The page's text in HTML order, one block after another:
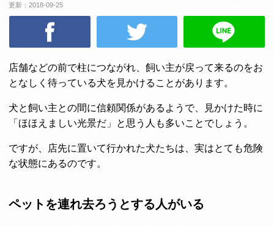
更新： 2018-09-25
店舗などの前で柱につながれ、飼い主が戻って来るのをお
となしく待っている犬を見かけることがあります。
犬と飼い主との間に信頼関係があるようで、見かけた時に
「ほほえましい光景だ」と思う人も多いことでしょう。
ですが、店先に置いて行かれた犬たちは、実はとても危険
な状態にあるのです。
ペットを連れ去ろうとする人がいる